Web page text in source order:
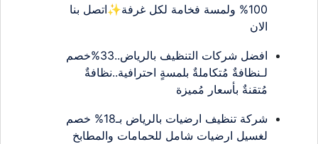
100% ولمسة فخامة لكل غرفة✨اتصل بنا
الان
افضل شركات التنظيف بالرياض..33%خصم
لـنظافةٌ مُتكاملةٌ بلمسةٍ احترافية..نظافةٌ
مُتقنةٌ بأسعار مُميزة
شركة تنظيف ارضيات بالرياض بـ18% خصم
لغسيل ارضيات شامل للحمامات والمطابخ